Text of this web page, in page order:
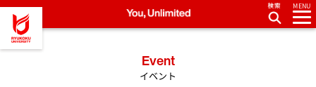
龍谷大学 You, Unlimited
MENU
Event
イベント